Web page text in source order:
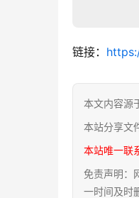
链接：
本文内容源
本站分享文
本站唯一联
免责声明：
一时间及时